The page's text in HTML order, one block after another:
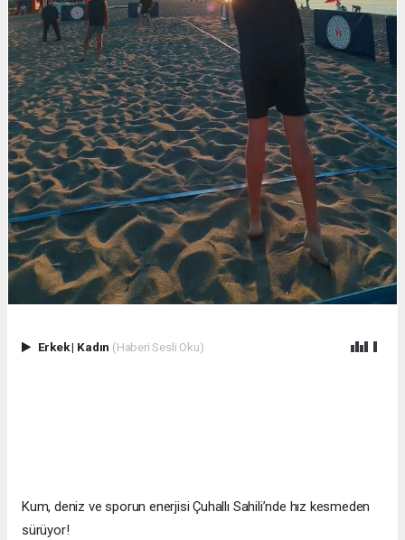
Erkek| Kadın (Haberi Sesli Oku)
Kum, deniz ve sporun enerjisi Çuhallı Sahili’nde hız kesmeden
sürüyor!